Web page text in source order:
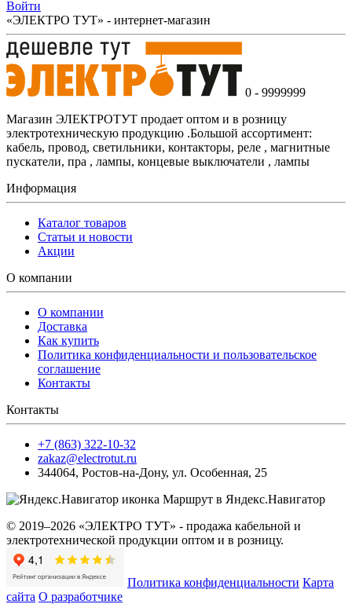
Войти
«ЭЛЕКТРО ТУТ» - интернет-магазин
0 - 9999999
Магазин ЭЛЕКТРОТУТ продает оптом и в розницу
электротехническую продукцию .Большой ассортимент:
кабель, провод, светильники, контакторы, реле , магнитные
пускатели, пра , лампы, концевые выключатели , лампы
Информация
Каталог товаров
Статьи и новости
Акции
О компании
О компании
Доставка
Как купить
Политика конфиденциальности и пользовательское
соглашение
Контакты
Контакты
+7 (863) 322-10-32
zakaz@electrotut.ru
344064, Ростов-на-Дону, ул. Особенная, 25
Маршрут в Яндекс.Навигатор
© 2019–2026 «ЭЛЕКТРО ТУТ» - продажа кабельной и
электротехнической продукции оптом и в розницу.
Политика конфиденциальности Карта
сайта О разработчике